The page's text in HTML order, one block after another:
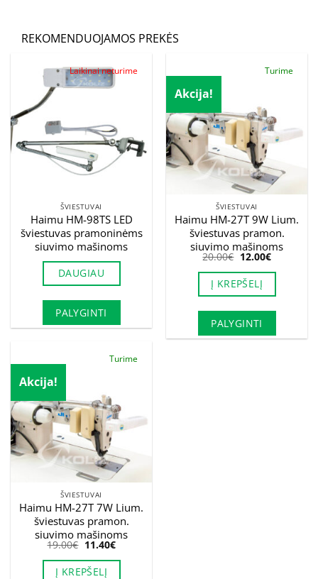
REKOMENDUOJAMOS PREKĖS
Laikinai neturime
ŠVIESTUVAI
Haimu HM-98TS LED
šviestuvas pramoninėms
siuvimo mašinoms
DAUGIAU
PALYGINTI
Akcija!
Turime
ŠVIESTUVAI
Haimu HM-27T 9W Lium.
šviestuvas pramon.
siuvimo mašinoms
20.00€ Original
price
was:
20.00€.
12.00€Current
price
is:
Į KREPŠELĮ
PALYGINTI
Akcija!
Turime
ŠVIESTUVAI
Haimu HM-27T 7W Lium.
šviestuvas pramon.
siuvimo mašinoms
19.00€ Original
price
was:
19.00€.
11.40€Current
price
is:
Į KREPŠELĮ